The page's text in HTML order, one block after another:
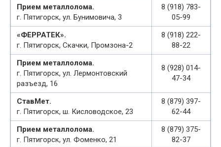
Прием металлолома.
г. Пятигорск, ул. Бунимовича, 3
8 (918) 783-
05-99
«ФЕРРАТЕК».
г. Пятигорск, Скачки, Промзона-2
8 (918) 222-
88-22
Прием металлолома.
г. Пятигорск, ул. Лермонтовский
разъезд, 16
8 (928) 014-
47-34
СтавМет.
г. Пятигорск, ш. Кисловодское, 23
8 (879) 397-
62-44
Прием металлолома.
г. Пятигорск, ул. Фоменко, 21
8 (879) 375-
82-37